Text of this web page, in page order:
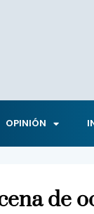
OPINIÓN
de